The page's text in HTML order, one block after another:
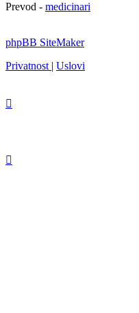
Prevod - medicinari
phpBB SiteMaker
Privatnost | Uslovi